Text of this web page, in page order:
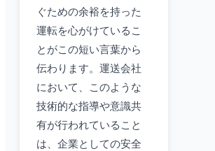
ぐための余裕を持った
運転を心がけているこ
とがこの短い言葉から
伝わります。運送会社
において、このような
技術的な指導や意識共
有が行われていること
は、企業としての安全